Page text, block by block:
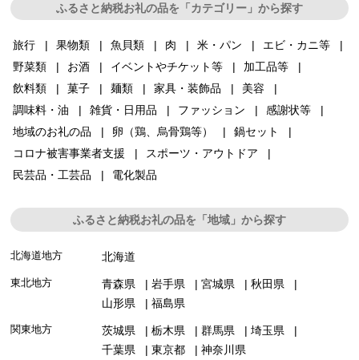
ふるさと納税お礼の品を「カテゴリー」から探す
旅行 果物類 魚貝類 肉 米・パン
エビ・カニ等
野菜類
お酒 イベントやチケット等
加工品等
飲料類
菓子 麺類 家具・装飾品
美容
調味料・油
雑貨・日用品 ファッション
感謝状等
地域のお礼の品
卵（鶏、烏骨鶏等）
鍋セット
コロナ被害事業者支援
スポーツ・アウトドア
民芸品・工芸品
電化製品
ふるさと納税お礼の品を「地域」から探す
北海道地方 北海道
東北地方 青森県 岩手県 宮城県
秋田県
山形県
福島県
関東地方 茨城県 栃木県 群馬県
埼玉県
千葉県
東京都 神奈川県